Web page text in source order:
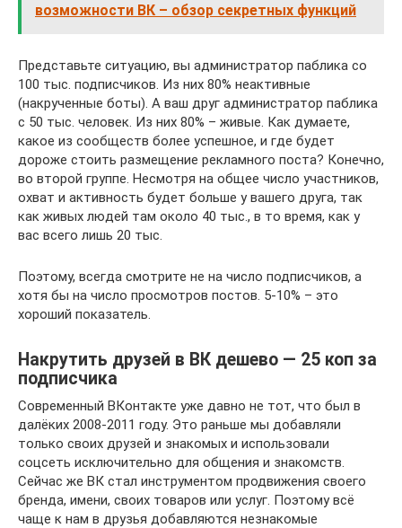
возможности ВК – обзор секретных функций
Представьте ситуацию, вы администратор паблика со
100 тыс. подписчиков. Из них 80% неактивные
(накрученные боты). А ваш друг администратор паблика
с 50 тыс. человек. Из них 80% – живые. Как думаете,
какое из сообществ более успешное, и где будет
дороже стоить размещение рекламного поста? Конечно,
во второй группе. Несмотря на общее число участников,
охват и активность будет больше у вашего друга, так
как живых людей там около 40 тыс., в то время, как у
вас всего лишь 20 тыс.
Поэтому, всегда смотрите не на число подписчиков, а
хотя бы на число просмотров постов. 5-10% – это
хороший показатель.
Накрутить друзей в ВК дешево — 25 коп за
подписчика
Современный ВКонтакте уже давно не тот, что был в
далёких 2008-2011 году. Это раньше мы добавляли
только своих друзей и знакомых и использовали
соцсеть исключительно для общения и знакомств.
Сейчас же ВК стал инструментом продвижения своего
бренда, имени, своих товаров или услуг. Поэтому всё
чаще к нам в друзья добавляются незнакомые